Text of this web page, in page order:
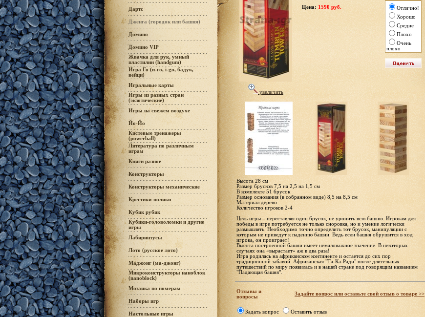
Дартс
Дженга (городок или башня)
Домино
Домино VIP
Жвачка для рук, умный
пластилин (handgum)
Игра Го (и-го, i-go, бадук,
вейци)
Игральные карты
Игры из разных стран
(экзотические)
Игры на свежем воздухе
Йо-Йо
Кистевые тренажеры
(powerball)
Литература по различным
играм
Книги разное
Конструкторы
Конструкторы механические
Крестики-нолики
Кубик рубик
Кубики-головоломки и другие
игры
Лабиринтусы
Лото (русское лото)
Маджонг (ма-джонг)
Микроконструкторы наноблок
(nanoblock)
Мозаика по номерам
Наборы игр
Настольные игры
увеличить
Цена: 1590 руб.
Отлично!
Хорошо
Средне
Плохо
Очень
плохо
Высота 28 см
Размер брусков 7,5 на 2,5 на 1,5 см
В комплекте 51 брусок
Размер основания (в собранном виде) 8,5 на 8,5 см
Материал дерево
Количество игроков 2-4
Цель игры – переставляя один брусок, не уронить всю башню. Игрокам для
победы в игре потребуется не только сноровка, но и умение логически
размышлять. Необходимо точно определить тот брусок, манипуляции с
которым не приведут к падению башни. Ведь если башня обрушится в ход
игрока, он проиграет!
Высота построенной башни имеет немаловажное значение. В некоторых
случаях она «вырастает» аж в два раза!
Игра родилась на африканском континенте и остается до сих пор
традиционной забавой. Африканская "Та-Ка-Ради" после длительных
путешествий по миру появилась и в нашей стране под говорящим названием
"Падающая башня".
Отзывы и
вопросы
Задайте вопрос или оставьте свой отзыв о товаре >>
Задать вопрос
Оставить отзыв